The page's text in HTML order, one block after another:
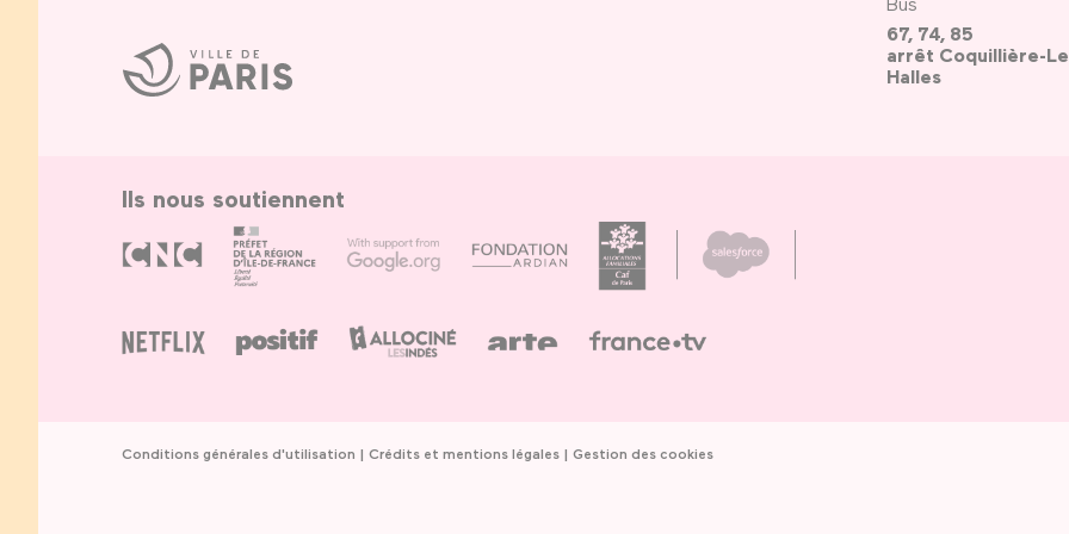
Ville
de
Paris
67, 74, 85
arrêt Coquillière-
Halles
Ils nous soutiennent
Conditions générales d'utilisation Crédits et mentions légales Gestion des cookies